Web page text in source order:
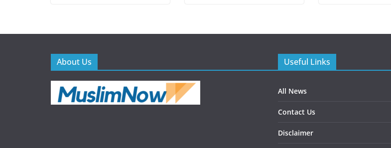
About Us Useful Links
All News
Contact Us
Disclaimer